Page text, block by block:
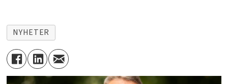
NYHETER